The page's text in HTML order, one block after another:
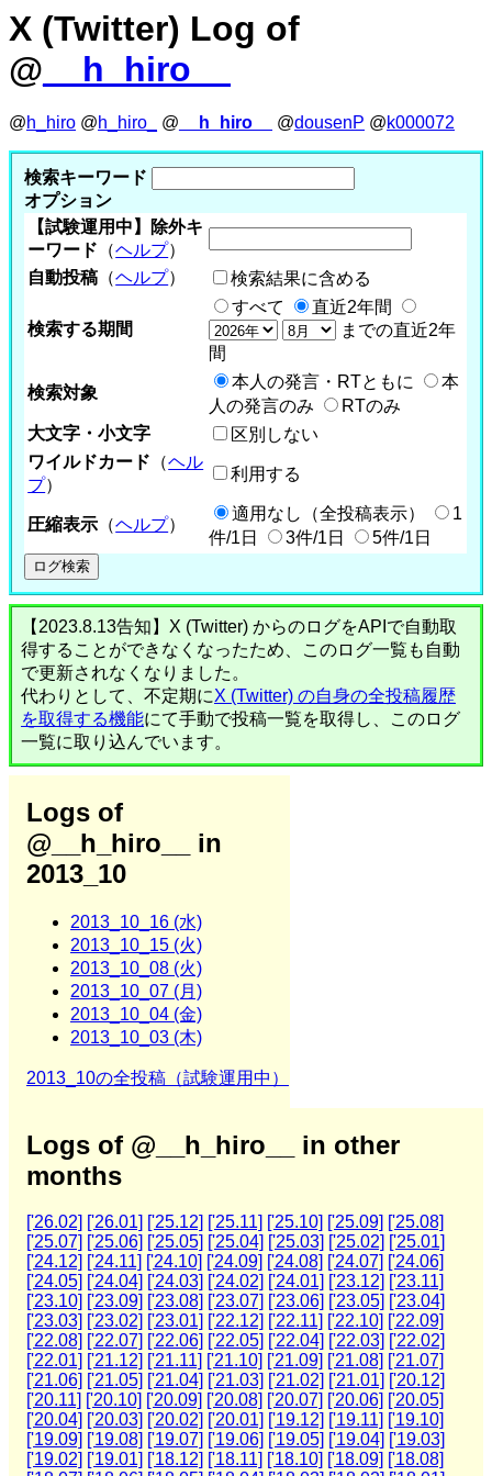
X (Twitter) Log of
@ __h_hiro__
@h_hiro @h_hiro_ @ __h_hiro__ @dousenP @k000072
検索キーワード
オプション
【試験運用中】除外キ
ーワード （ヘルプ）
自動投稿 （ヘルプ） 検索結果に含める
検索する期間
すべて
直近2年間
までの直近2年
間
検索対象
本人の発言・RTともに
本
人の発言のみ
RTのみ
大文字・小文字
区別しない
ワイルドカード （ヘル
プ）
利用する
圧縮表示 （ヘルプ）
適用なし（全投稿表示）
1
件/1日
3件/1日 5件/1日
【2023.8.13告知】X (Twitter) からのログをAPIで自動取
得することができなくなったため、このログ一覧も自動
で更新されなくなりました。
代わりとして、不定期にX (Twitter) の自身の全投稿履歴
を取得する機能にて手動で投稿一覧を取得し、このログ
一覧に取り込んでいます。
Logs of
@__h_hiro__ in
2013_10
2013_10_16 (水)
2013_10_15 (火)
2013_10_08 (火)
2013_10_07 (月)
2013_10_04 (金)
2013_10_03 (木)
2013_10の全投稿（試験運用中）
Logs of @__h_hiro__ in other
months
['26.02] ['26.01] ['25.12] ['25.11] ['25.10] ['25.09] ['25.08]
['25.07] ['25.06] ['25.05] ['25.04] ['25.03] ['25.02] ['25.01]
['24.12] ['24.11] ['24.10] ['24.09] ['24.08] ['24.07] ['24.06]
['24.05] ['24.04] ['24.03] ['24.02] ['24.01] ['23.12] ['23.11]
['23.10] ['23.09] ['23.08] ['23.07] ['23.06] ['23.05] ['23.04]
['23.03] ['23.02] ['23.01] ['22.12] ['22.11] ['22.10] ['22.09]
['22.08] ['22.07] ['22.06] ['22.05] ['22.04] ['22.03] ['22.02]
['22.01] ['21.12] ['21.11] ['21.10] ['21.09] ['21.08] ['21.07]
['21.06] ['21.05] ['21.04] ['21.03] ['21.02] ['21.01] ['20.12]
['20.11] ['20.10] ['20.09] ['20.08] ['20.07] ['20.06] ['20.05]
['20.04] ['20.03] ['20.02] ['20.01] ['19.12] ['19.11] ['19.10]
['19.09] ['19.08] ['19.07] ['19.06] ['19.05] ['19.04] ['19.03]
['19.02] ['19.01] ['18.12] ['18.11] ['18.10] ['18.09] ['18.08]